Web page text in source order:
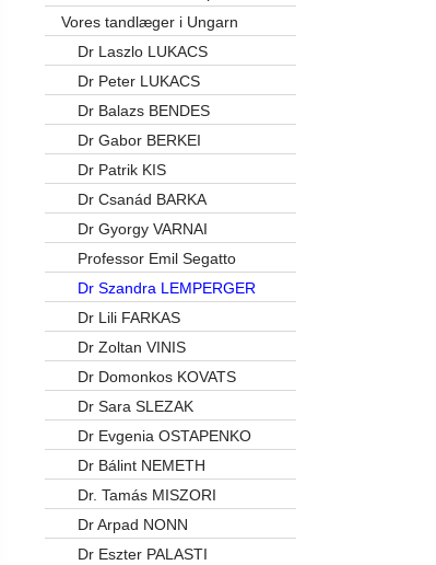
Vores tandlæger i Ungarn
Dr Laszlo LUKACS
Dr Peter LUKACS
Dr Balazs BENDES
Dr Gabor BERKEI
Dr Patrik KIS
Dr Csanád BARKA
Dr Gyorgy VARNAI
Professor Emil Segatto
Dr Szandra LEMPERGER
Dr Lili FARKAS
Dr Zoltan VINIS
Dr Domonkos KOVATS
Dr Sara SLEZAK
Dr Evgenia OSTAPENKO
Dr Bálint NEMETH
Dr. Tamás MISZORI
Dr Arpad NONN
Dr Eszter PALASTI